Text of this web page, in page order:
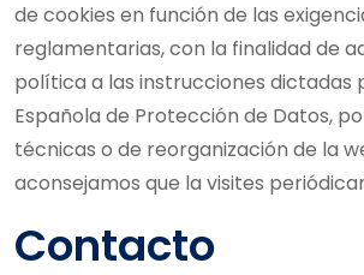
de cookies en función de las
reglamentarias, con la finalidad de
política a las instrucciones dictadas
Española de Protección de Datos,
técnicas o de reorganización de la
aconsejamos que la visites
Contacto